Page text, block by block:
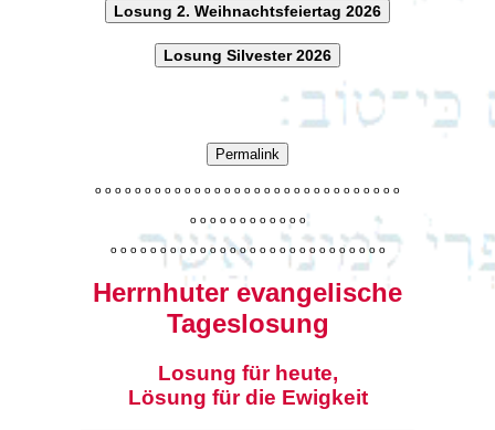
Losung 2. Weihnachtsfeiertag 2026
Losung Silvester 2026
Permalink
o o o o o o o o o o o o o o o o o o o o o o o o o o o o o o o
o o o o o o o o o o o o
o o o o o o o o o o o o o o o o o o o o o o o o o o o o
Herrnhuter evangelische
Tageslosung
Losung für heute,
Lösung für die Ewigkeit